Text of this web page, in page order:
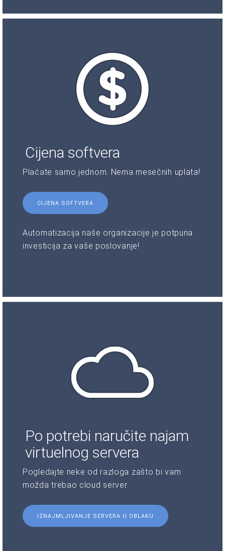
Cijena softvera
Plaćate samo jednom. Nema mesečnih uplata!
CIJENA SOFTVERA
Automatizacija naše organizacije je potpuna
investicija za vaše poslovanje!
Po potrebi naručite najam
virtuelnog servera
Pogledajte neke od razloga zašto bi vam
možda trebao cloud server.
IZNAJMLJIVANJE SERVERA U OBLAKU